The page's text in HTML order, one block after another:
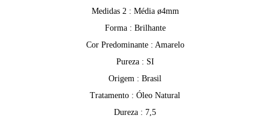
Medidas 2 : Média ø4mm
Forma : Brilhante
Cor Predominante : Amarelo
Pureza : SI
Origem : Brasil
Tratamento : Óleo Natural
Dureza : 7,5